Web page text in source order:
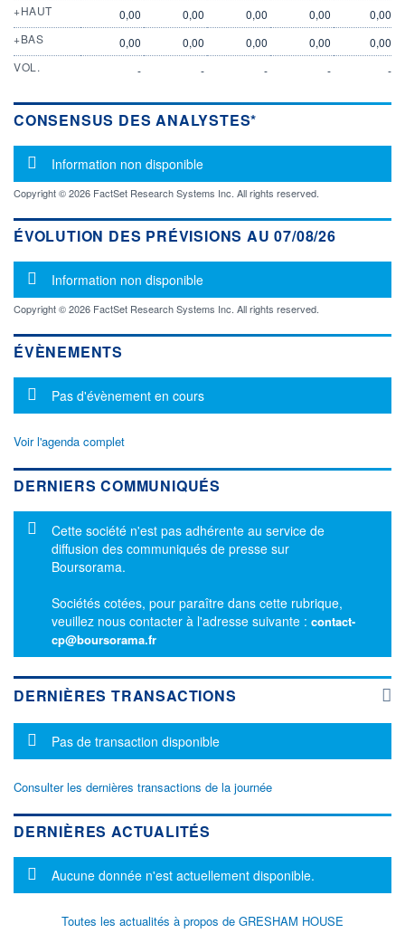
+HAUT
0,00 0,00 0,00 0,00
0,00
+BAS
0,00 0,00 0,00 0,00
0,00
VOL.
- - - - -
CONSENSUS DES ANALYSTES*
Message d'information
Information non disponible
Copyright © 2026 FactSet Research Systems Inc. All rights reserved.
ÉVOLUTION DES PRÉVISIONS AU 07/08/26
Message d'information
Information non disponible
Copyright © 2026 FactSet Research Systems Inc. All rights reserved.
ÉVÈNEMENTS
Message d'information
Pas d'évènement en cours
Voir l'agenda complet
DERNIERS COMMUNIQUÉS
Message d'information
Cette société n'est pas adhérente au service de
diffusion des communiqués de presse sur
Boursorama.
Sociétés cotées, pour paraître dans cette rubrique,
veuillez nous contacter à l'adresse suivante : contact-
cp@boursorama.fr
DERNIÈRES TRANSACTIONS
Message d'information
Pas de transaction disponible
Consulter les dernières transactions de la journée
DERNIÈRES ACTUALITÉS
Message d'information
Aucune donnée n'est actuellement disponible.
Toutes les actualités à propos de GRESHAM HOUSE